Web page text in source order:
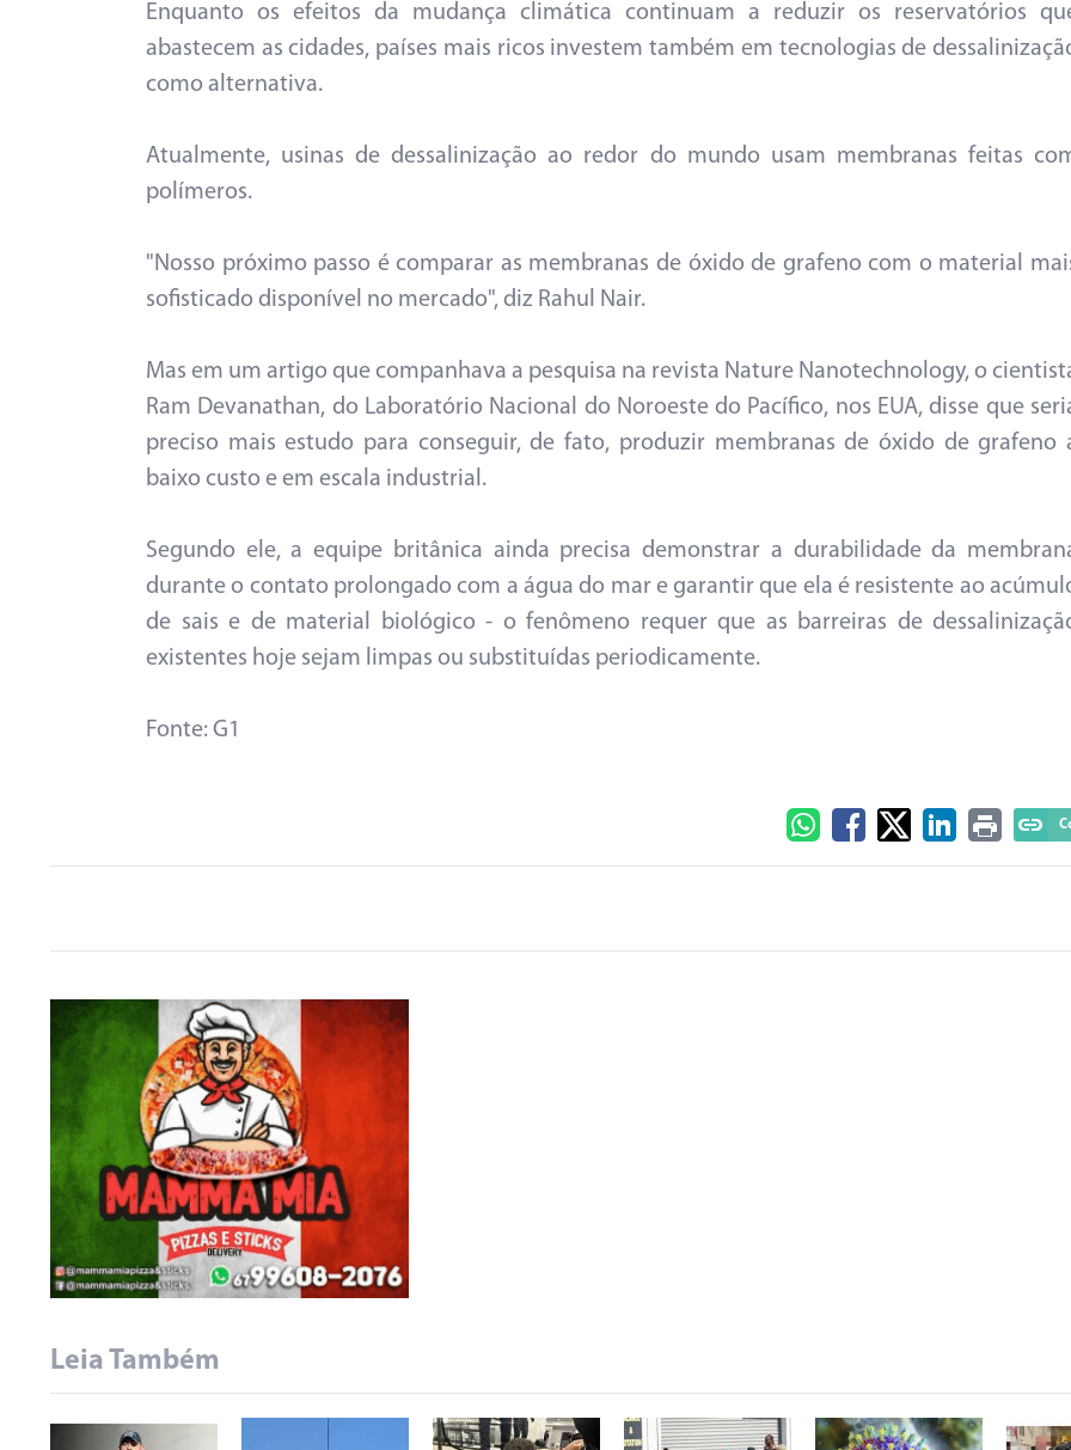
Enquanto os efeitos da mudança climática continuam a reduzir os reservatórios
abastecem as cidades, países mais ricos investem também em tecnologias de
como alternativa.
Atualmente, usinas de dessalinização ao redor do mundo usam membranas feitas
polímeros.
"Nosso próximo passo é comparar as membranas de óxido de grafeno com o material
sofisticado disponível no mercado", diz Rahul Nair.
Mas em um artigo que companhava a pesquisa na revista Nature Nanotechnology, o
Ram Devanathan, do Laboratório Nacional do Noroeste do Pacífico, nos EUA, disse que
preciso mais estudo para conseguir, de fato, produzir membranas de óxido de grafeno
baixo custo e em escala industrial.
Segundo ele, a equipe britânica ainda precisa demonstrar a durabilidade da
durante o contato prolongado com a água do mar e garantir que ela é resistente ao
de sais e de material biológico - o fenômeno requer que as barreiras de
existentes hoje sejam limpas ou substituídas periodicamente.
Fonte: G1
Leia Também